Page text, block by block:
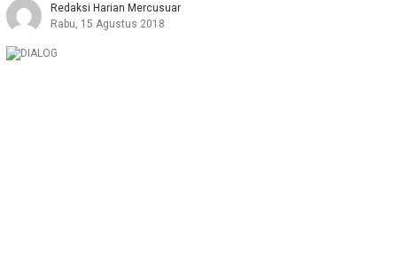
Redaksi Harian Mercusuar
Rabu, 15 Agustus 2018